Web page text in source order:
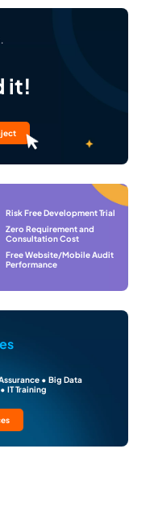
it!
Risk Free Development Trial
Zero Requirement and
Consultation Cost
Free Website/Mobile Audit
Performance
• Big Data
IT Training